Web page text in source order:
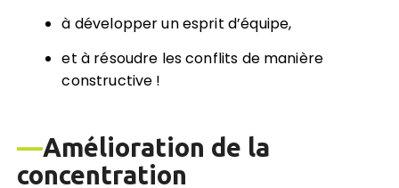
à développer un esprit d’équipe,
et à résoudre les conflits de manière
constructive !
—Amélioration de la
concentration